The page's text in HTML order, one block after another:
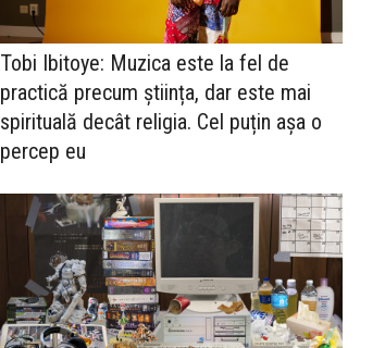
Tobi Ibitoye: Muzica este la fel de
practică precum știința, dar este mai
spirituală decât religia. Cel puțin așa o
percep eu